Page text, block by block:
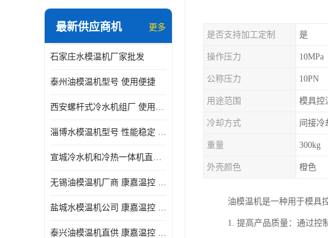
冷水机和冷热一体机
防爆冷水机
最新供应商机 更多
石家庄水模温机厂家批发
泰州油模温机型号 使用便捷
西安螺杆式冷水机组厂 使用便捷
淄博水模温机型号 性能稳定 康嘉温控
宣城冷水机和冷热一体机直供 操作方便
无锡油模温机厂商 康嘉温控 性能稳定
盐城水模温机公司 康嘉温控 操作方便
泰兴油模温机直供 康嘉温控 使用便捷
是否支持加工定制 是
操作压力 10MPa
公称压力 10PN
用途范围 模具控
冷却方式 间接冷
重量 300kg
外壳颜色 橙色
油模温机是一种用于模具
1. 提高产品质量：通过控